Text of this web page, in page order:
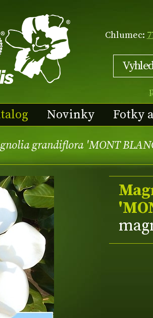
Chlumec:
Novinky Fotky
grandiflora 'MONT